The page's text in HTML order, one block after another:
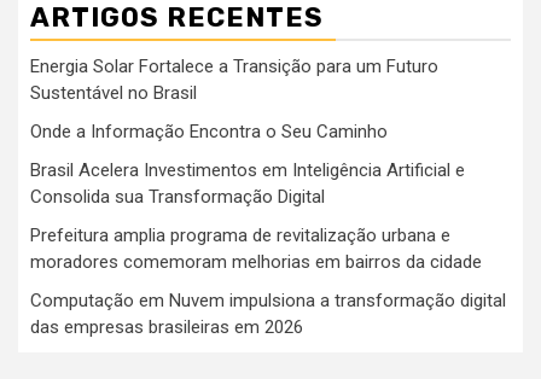
ARTIGOS RECENTES
Energia Solar Fortalece a Transição para um Futuro
Sustentável no Brasil
Onde a Informação Encontra o Seu Caminho
Brasil Acelera Investimentos em Inteligência Artificial e
Consolida sua Transformação Digital
Prefeitura amplia programa de revitalização urbana e
moradores comemoram melhorias em bairros da cidade
Computação em Nuvem impulsiona a transformação digital
das empresas brasileiras em 2026